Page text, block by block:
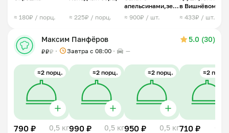
≈ 180₽ / порц. ≈ 225₽ / порц.
апельсинами,зеленью,мидиями
и пармезаном
≈ 900₽ / шт.
в Вишнёвом
ликере с козьим
≈ 433₽ / шт.
Максим Панфёров 5.0 (30)
₽₽₽ Завтра c 08:00 —
≈2 порц.
790 ₽ 0,5 кг
≈2 порц.
990 ₽ 0,5 кг
≈2 порц.
950 ₽ 0,5 кг
≈2 порц.
710 ₽